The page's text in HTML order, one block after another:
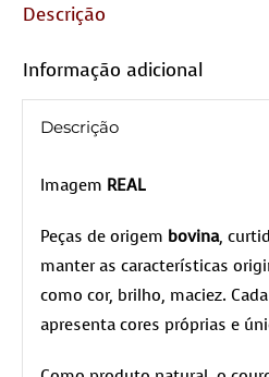
Descrição
Informação adicional
Descrição
Imagem REAL
Peças de origem bovina,
manter as características
como cor, brilho, maciez.
apresenta cores próprias e